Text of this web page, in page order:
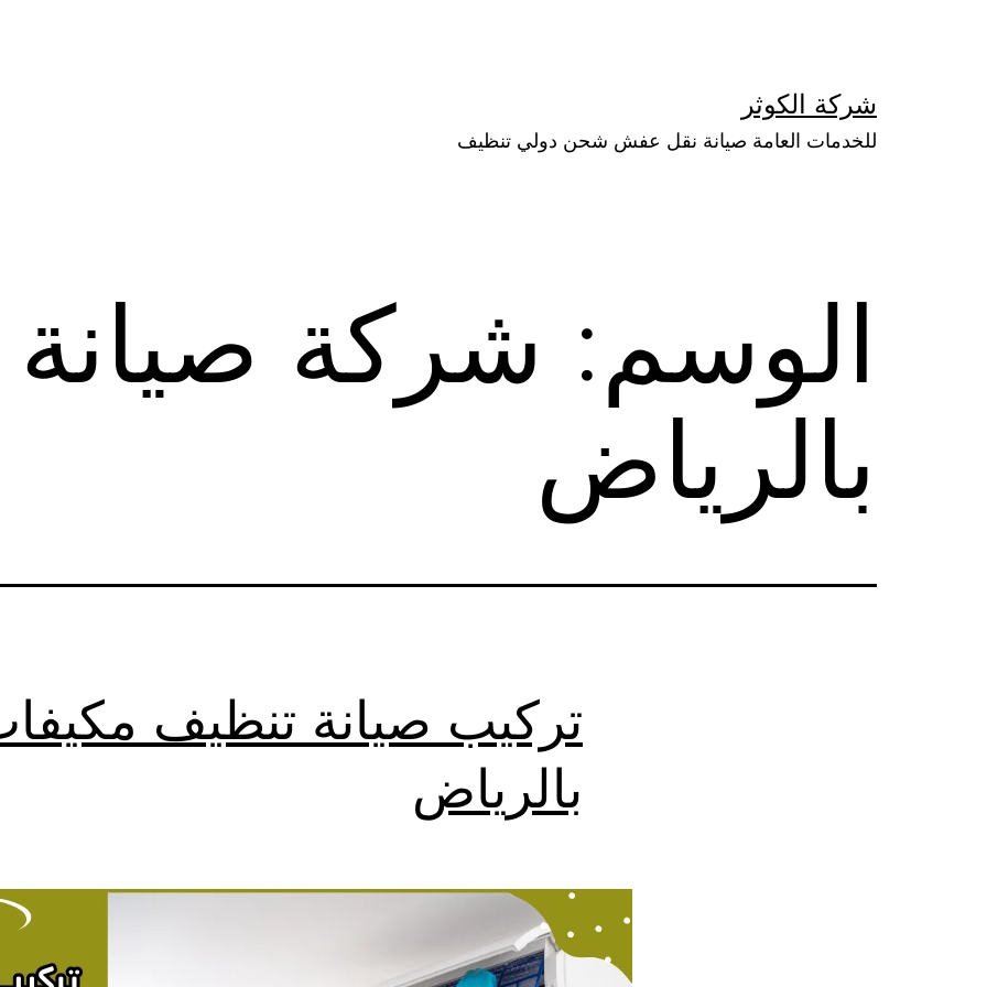
شركة الكوثر
للخدمات العامة صيانة نقل عفش شحن دولي تنظيف
الوسم: شركة
بالرياض
تركيب صيانة تنظيف
بالرياض